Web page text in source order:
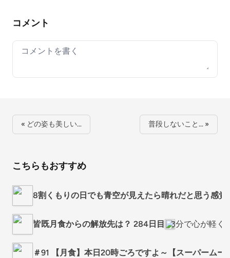
コメント
Your comment
« どの姿も美しい… 普段しないこと… »
こちらもおすすめ
8割くもりの日でも青空が見えたら晴れだと思う感覚
皆既月食からの解放先は？ 284日目 3分で心が軽く
＃91 【月食】本日20時ごろですよ～【スーパームー